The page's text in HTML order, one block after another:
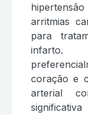
arritmias
para
infarto.
coração e
arterial